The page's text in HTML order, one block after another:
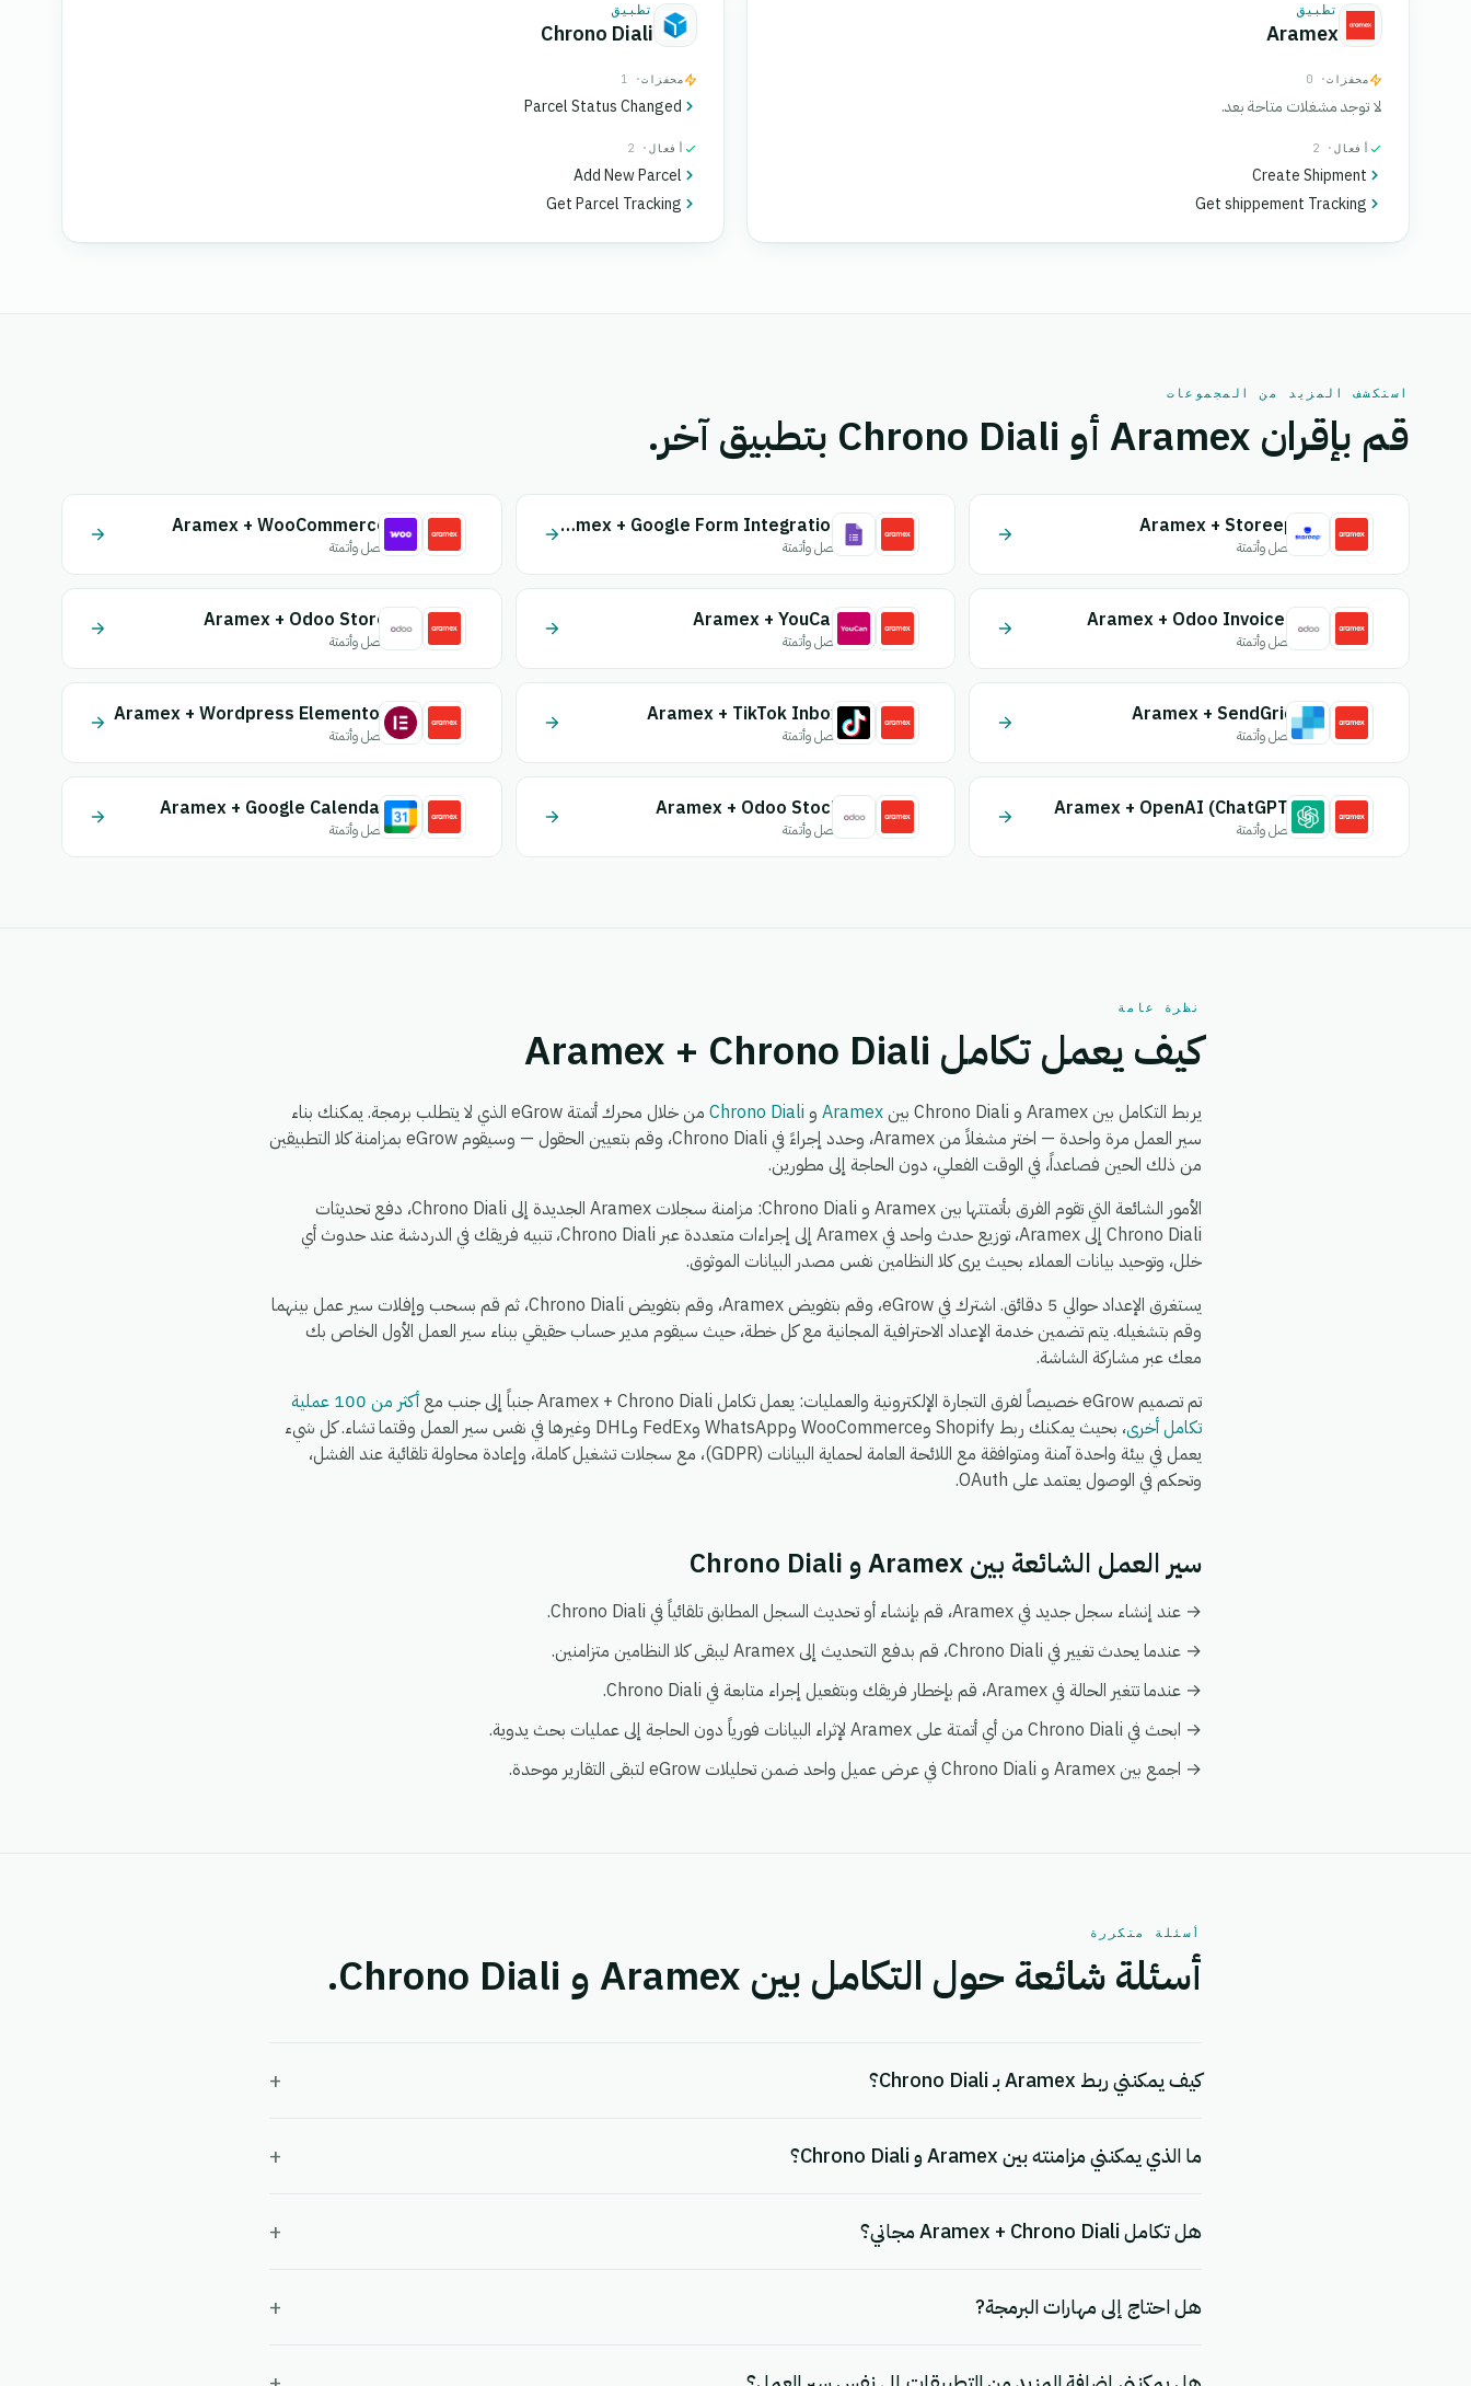
تطبيق
Aramex
محفزات· 0
لا توجد مشغلات متاحة بعد.
أفعال · 2
Create Shipment
Get shippement Tracking
تطبيق
Chrono Diali
محفزات· 1
Parcel Status Changed
أفعال · 2
Add New Parcel
Get Parcel Tracking
استكشف المزيد من المجموعات
قم بإقران Aramex أو Chrono Diali بتطبيق آخر.
Aramex + Storeep
اتصل وأتمتة
Aramex + Google Form Integration
اتصل وأتمتة
Aramex + WooCommerce
اتصل وأتمتة
Aramex + Odoo Invoices
اتصل وأتمتة
Aramex + YouCan
اتصل وأتمتة
Aramex + Odoo Store
اتصل وأتمتة
Aramex + SendGrid
اتصل وأتمتة
Aramex + TikTok Inbox
اتصل وأتمتة
Aramex + Wordpress Elementor
اتصل وأتمتة
Aramex + OpenAI (ChatGPT)
اتصل وأتمتة
Aramex + Odoo Stock
اتصل وأتمتة
Aramex + Google Calendar
اتصل وأتمتة
نظرة عامة
كيف يعمل تكامل Aramex + Chrono Diali
يربط التكامل بين Aramex و Chrono Diali بين Aramex و Chrono Diali
من خلال محرك أتمتة eGrow الذي لا يتطلب برمجة. يمكنك بناء
سير العمل مرة واحدة — اختر مشغلاً من Aramex، وحدد إجراءً في Chrono Diali، وقم بتعيين الحقول — وسيقوم eGrow بمزامنة كلا التطبيقين
من ذلك الحين فصاعداً، في الوقت الفعلي، دون الحاجة إلى مطورين.
الأمور الشائعة التي تقوم الفرق بأتمتتها بين Aramex و Chrono Diali: مزامنة سجلات Aramex الجديدة إلى Chrono Diali، دفع تحديثات
Chrono Diali إلى Aramex، توزيع حدث واحد في Aramex إلى إجراءات متعددة عبر Chrono Diali، تنبيه فريقك في الدردشة عند حدوث أي
خلل، وتوحيد بيانات العملاء بحيث يرى كلا النظامين نفس مصدر البيانات الموثوق.
يستغرق الإعداد حوالي 5 دقائق. اشترك في eGrow، وقم بتفويض Aramex، وقم بتفويض Chrono Diali، ثم قم بسحب وإفلات سير عمل بينهما
وقم بتشغيله. يتم تضمين خدمة الإعداد الاحترافية المجانية مع كل خطة، حيث سيقوم مدير حساب حقيقي ببناء سير العمل الأول الخاص بك
معك عبر مشاركة الشاشة.
تم تصميم eGrow خصيصاً لفرق التجارة الإلكترونية والعمليات: يعمل تكامل Aramex + Chrono Diali جنباً إلى جنب مع
أكثر من 100 عملية
تكامل أخرى
، بحيث يمكنك ربط Shopify وWooCommerce وWhatsApp وFedEx وDHL وغيرها في نفس سير العمل وقتما تشاء. كل شيء
يعمل في بيئة واحدة آمنة ومتوافقة مع اللائحة العامة لحماية البيانات (GDPR)، مع سجلات تشغيل كاملة، وإعادة محاولة تلقائية عند الفشل،
وتحكم في الوصول يعتمد على OAuth.
سير العمل الشائعة بين Aramex و Chrono Diali
→ عند إنشاء سجل جديد في Aramex، قم بإنشاء أو تحديث السجل المطابق تلقائياً في Chrono Diali.
→ عندما يحدث تغيير في Chrono Diali، قم بدفع التحديث إلى Aramex ليبقى كلا النظامين متزامنين.
→ عندما تتغير الحالة في Aramex، قم بإخطار فريقك وبتفعيل إجراء متابعة في Chrono Diali.
→ ابحث في Chrono Diali من أي أتمتة على Aramex لإثراء البيانات فورياً دون الحاجة إلى عمليات بحث يدوية.
→ اجمع بين Aramex و Chrono Diali في عرض عميل واحد ضمن تحليلات eGrow لتبقى التقارير موحدة.
أسئلة متكررة
أسئلة شائعة حول التكامل بين Aramex و Chrono Diali.
كيف يمكنني ربط Aramex بـ Chrono Diali؟ +
ما الذي يمكنني مزامنته بين Aramex و Chrono Diali؟ +
هل تكامل Aramex + Chrono Diali مجاني؟ +
هل احتاج إلى مهارات البرمجة? +